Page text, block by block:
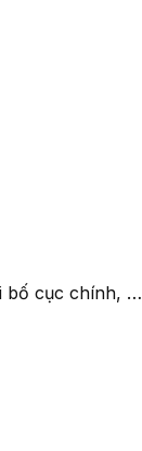
bố cục chính, …